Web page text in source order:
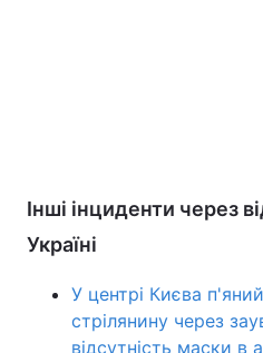
Інші інциденти через
Україні
У центрі Києва
стрілянину через
відсутність маски в